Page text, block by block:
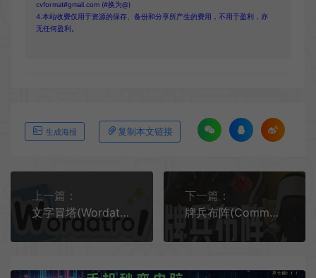
cvformat#gmail.com (#换为@)
4.本站收费仅用于资源的保存、备份和分享所产生的费用，不用于盈利，亦
无任何盈利。
生成海报 复制本文链接
上一篇：
文字冒塔(Wordatro)轻度肉鸽策略单词游戏|下载
下一篇：
牌兵布阵(Commander Quest)卡牌构筑肉鸽策略游戏|下载